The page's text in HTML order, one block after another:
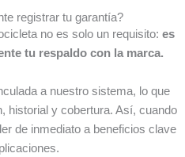
registrar tu garantía?
no es solo un requisito: es
tu respaldo con la marca.
a nuestro sistema, lo que
historial y cobertura. Así, cuando
de inmediato a beneficios clave